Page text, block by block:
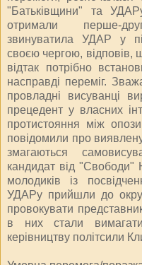
"Батьківщини" та
отримали перше-
звинуватила УДАР у
своєю чергою, відповів,
відтак потрібно
насправді переміг.
провладні висуванці
прецедент у власних
протистояння між
повідомили про
змагаються
кандидат від
молодиків із
УДАРу прийшли до
провокувати
в них стали
керівництву політсили